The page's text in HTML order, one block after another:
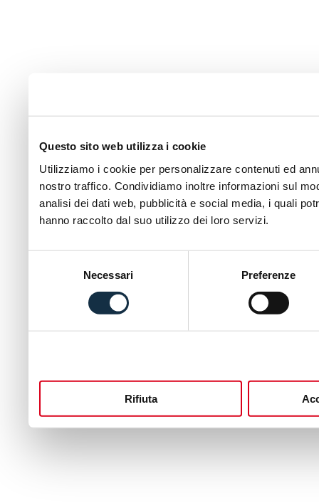
Questo sito web utilizza i cookie
Utilizziamo i cookie per personalizzare contenuti ed
nostro traffico. Condividiamo inoltre informazioni sul
analisi dei dati web, pubblicità e social media, i quali
hanno raccolto dal suo utilizzo dei loro servizi.
Necessari Preferenze
Rifiuta